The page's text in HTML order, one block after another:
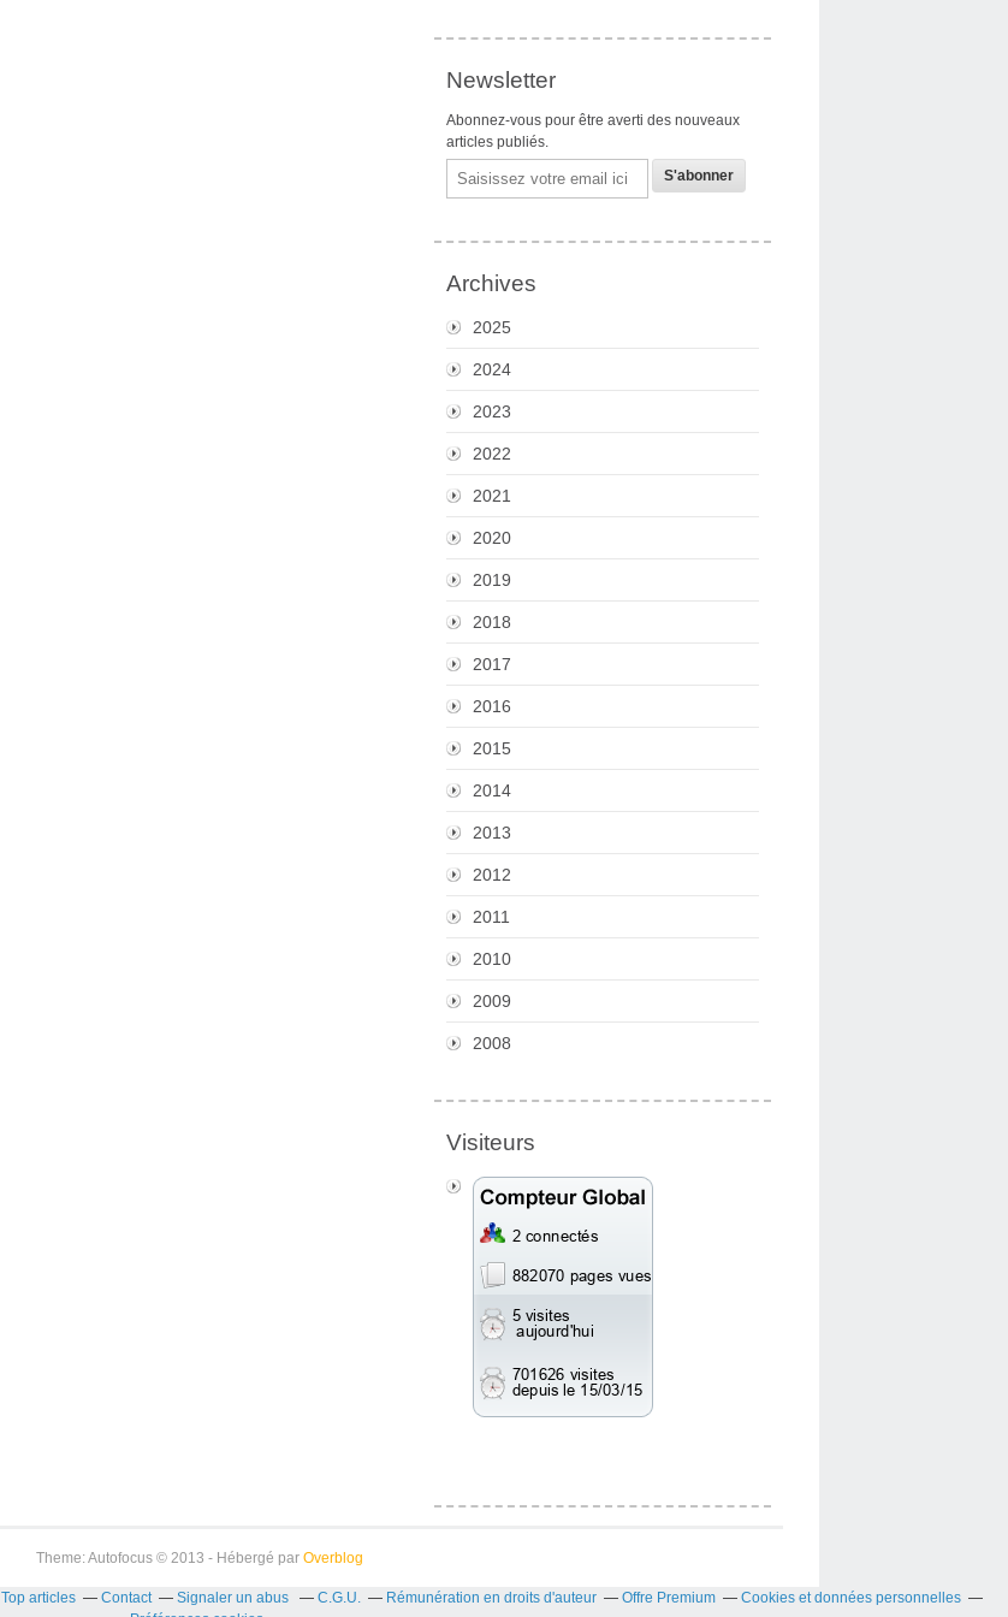
Newsletter
Abonnez-vous pour être averti des nouveaux
articles publiés.
Email
Archives
2025
2024
2023
2022
2021
2020
2019
2018
2017
2016
2015
2014
2013
2012
2011
2010
2009
2008
Visiteurs
Theme: Autofocus © 2013 - Hébergé par Overblog
Top articles Contact Signaler un abus C.G.U. Rémunération en droits d'auteur Offre Premium
Cookies et données personnelles